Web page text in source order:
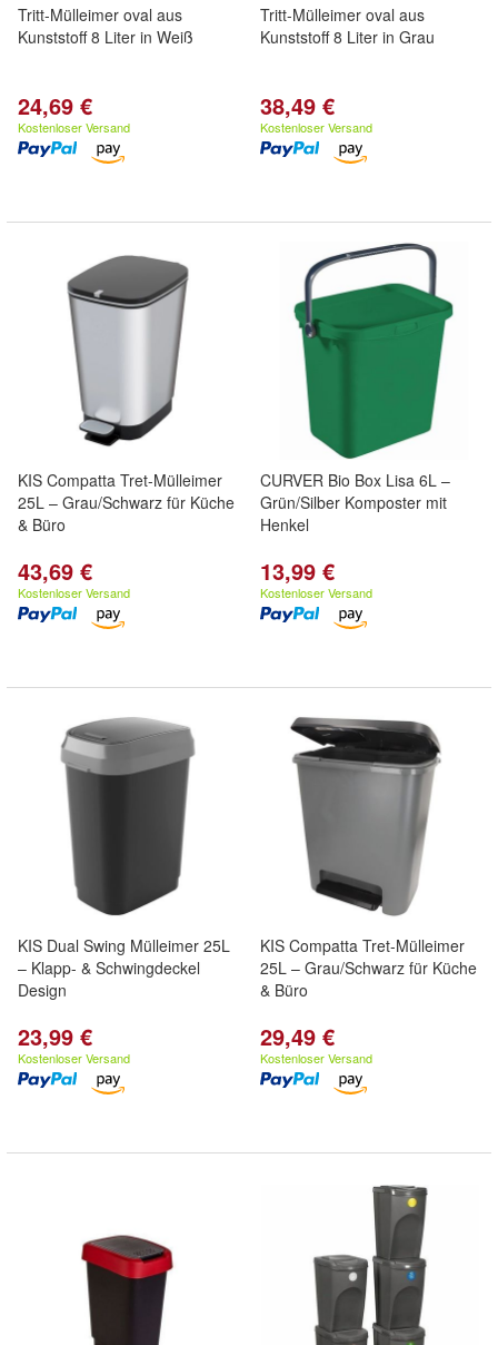
Tritt-Mülleimer oval aus
Kunststoff 8 Liter in Weiß
24,69 €
Kostenloser Versand
Tritt-Mülleimer oval aus
Kunststoff 8 Liter in Grau
38,49 €
Kostenloser Versand
KIS Compatta Tret-Mülleimer
25L – Grau/Schwarz für Küche
& Büro
43,69 €
Kostenloser Versand
CURVER Bio Box Lisa 6L –
Grün/Silber Komposter mit
Henkel
13,99 €
Kostenloser Versand
KIS Dual Swing Mülleimer 25L
– Klapp- & Schwingdeckel
Design
23,99 €
Kostenloser Versand
KIS Compatta Tret-Mülleimer
25L – Grau/Schwarz für Küche
& Büro
29,49 €
Kostenloser Versand